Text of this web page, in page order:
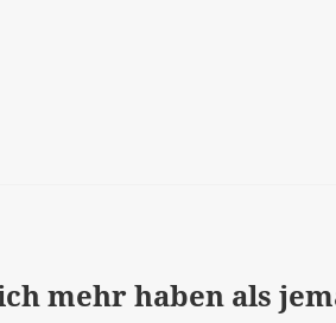
mehr haben als